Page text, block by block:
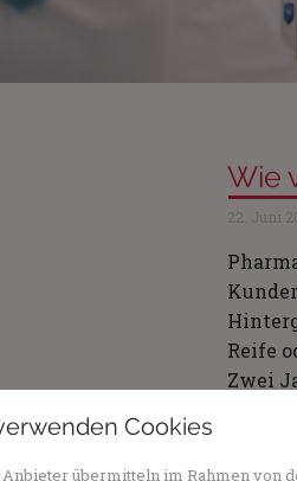
Wie
22. Juni
Reife
Zwei
Cookies
übermitteln im Rahmen von